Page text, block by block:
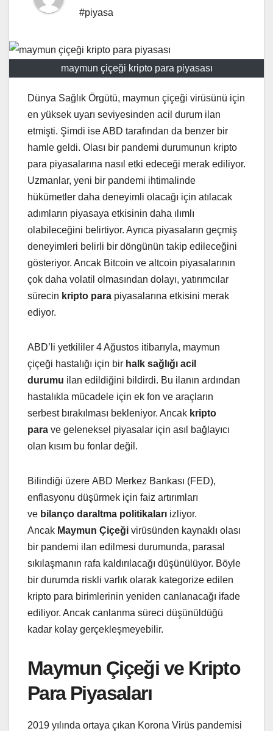
#piyasa
maymun çiçeği kripto para piyasası
Dünya Sağlık Örgütü, maymun çiçeği virüsünü için
en yüksek uyarı seviyesinden acil durum ilan
etmişti. Şimdi ise ABD tarafından da benzer bir
hamle geldi. Olası bir pandemi durumunun kripto
para piyasalarına nasıl etki edeceği merak ediliyor.
Uzmanlar, yeni bir pandemi ihtimalinde
hükümetler daha deneyimli olacağı için atılacak
adımların piyasaya etkisinin daha ılımlı
olabileceğini belirtiyor. Ayrıca piyasaların geçmiş
deneyimleri belirli bir döngünün takip edileceğini
gösteriyor. Ancak Bitcoin ve altcoin piyasalarının
çok daha volatil olmasından dolayı, yatırımcılar
sürecin kripto para piyasalarına etkisini merak
ediyor.
ABD’li yetkililer 4 Ağustos itibarıyla, maymun
çiçeği hastalığı için bir halk sağlığı acil
durumu ilan edildiğini bildirdi. Bu ilanın ardından
hastalıkla mücadele için ek fon ve araçların
serbest bırakılması bekleniyor. Ancak kripto
para ve geleneksel piyasalar için asıl bağlayıcı
olan kısım bu fonlar değil.
Bilindiği üzere ABD Merkez Bankası (FED),
enflasyonu düşürmek için faiz artırımları
ve bilanço daraltma politikaları izliyor.
Ancak Maymun Çiçeği virüsünden kaynaklı olası
bir pandemi ilan edilmesi durumunda, parasal
sıkılaşmanın rafa kaldırılacağı düşünülüyor. Böyle
bir durumda riskli varlık olarak kategorize edilen
kripto para birimlerinin yeniden canlanacağı ifade
ediliyor. Ancak canlanma süreci düşünüldüğü
kadar kolay gerçekleşmeyebilir.
Maymun Çiçeği ve Kripto
Para Piyasaları
2019 yılında ortaya çıkan Korona Virüs pandemisi